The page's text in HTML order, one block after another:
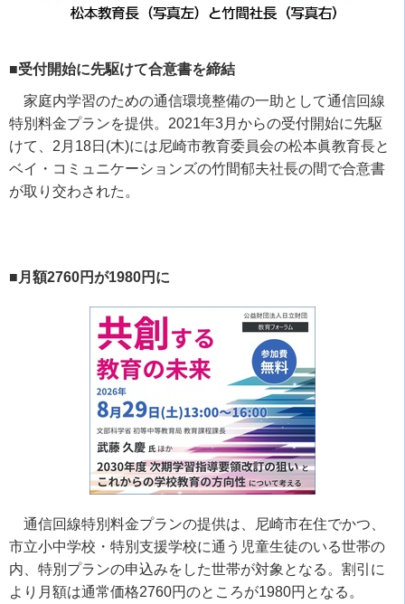
■受付開始に先駆けて合意書を締結
家庭内学習のための通信環境整備の一助として通信回線
特別料金プランを提供。 2021年3月からの受付開始に先駆
けて、 2 月 18日 (木)には尼崎市教育委員会の松本眞教育長と
ベイ・コミュニケーションズの竹間郁夫社長の間で合意書
が取り交わされた。
■月額2760円が1980円に
通信回線特別料金プランの提供は、尼崎市在住でかつ、
市立小中学校・特別支援学校に通う児童生徒のいる世帯の
内、特別プランの申込みをした世帯が対象となる。割引に
より月額は通常価格2760円のところが1980円となる。